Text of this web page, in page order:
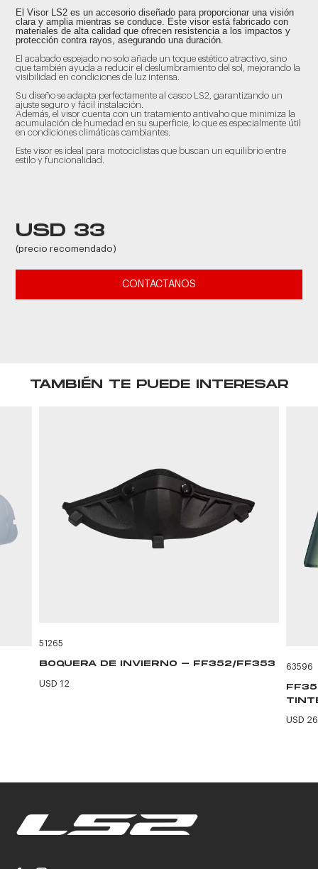
El Visor LS2 es un accesorio diseñado para proporcionar una visión
clara y amplia mientras se conduce. Este visor está fabricado con
materiales de alta calidad que ofrecen resistencia a los impactos y
protección contra rayos, asegurando una duración.
El acabado espejado no solo añade un toque estético atractivo, sino
que también ayuda a reducir el deslumbramiento del sol, mejorando la
visibilidad en condiciones de luz intensa.
Su diseño se adapta perfectamente al casco LS2, garantizando un
ajuste seguro y fácil instalación.
Además, el visor cuenta con un tratamiento antivaho que minimiza la
acumulación de humedad en su superficie, lo que es especialmente útil
en condiciones climáticas cambiantes.
Este visor es ideal para motociclistas que buscan un equilibrio entre
estilo y funcionalidad.
USD 33
(precio recomendado)
CONTACTANOS
TAMBIÉN TE PUEDE INTERESAR
51265
BOQUERA DE INVIERNO - FF352/FF353
USD 12
63596
USD 26